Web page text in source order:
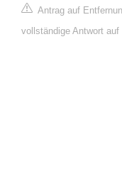
Antrag auf
vollständige Antwort